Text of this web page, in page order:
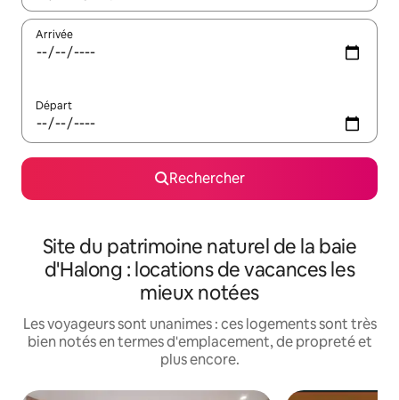
Arrivée
Départ
Rechercher
Site du patrimoine naturel de la baie
d'Halong : locations de vacances les
mieux notées
Les voyageurs sont unanimes : ces logements sont très
bien notés en termes d'emplacement, de propreté et
plus encore.